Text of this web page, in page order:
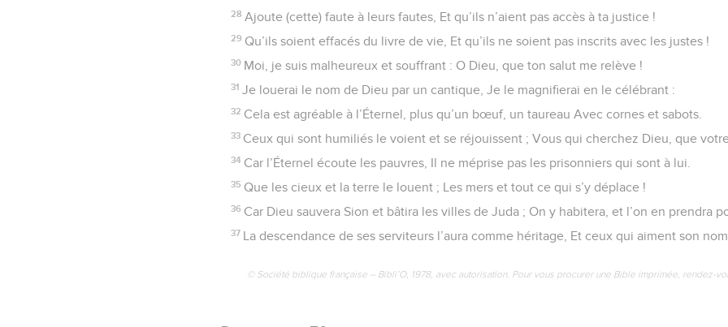
28 Ajoute (cette) faute à leurs fautes, Et qu’ils n’aient pas accès à ta justice !
29 Qu’ils soient effacés du livre de vie, Et qu’ils ne soient pas inscrits avec les justes !
30 Moi, je suis malheureux et souffrant : O Dieu, que ton salut me relève !
31 Je louerai le nom de Dieu par un cantique, Je le magnifierai en le célébrant :
32 Cela est agréable à l’Éternel, plus qu’un bœuf, un taureau Avec cornes et sabots.
33 Ceux qui sont humiliés le voient et se réjouissent ; Vous qui cherchez Dieu, que
34 Car l’Éternel écoute les pauvres, Il ne méprise pas les prisonniers qui sont à lui.
35 Que les cieux et la terre le louent ; Les mers et tout ce qui s’y déplace !
36 Car Dieu sauvera Sion et bâtira les villes de Juda ; On y habitera, et l’on en prendra
37 La descendance de ses serviteurs l’aura comme héritage, Et ceux qui aiment son
© Société biblique française – Bibli’O, 1978, avec autorisation. Pour vous procurer une Bible imprimée, rendez-